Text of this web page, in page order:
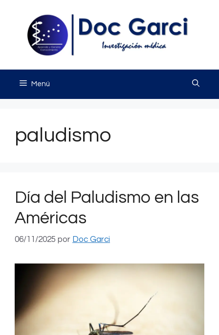
contenido
Menú
paludismo
Día del Paludismo en las
Américas
06/11/2025 por Doc Garci